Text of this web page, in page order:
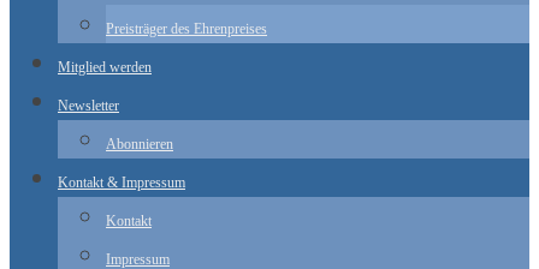
Preisträger des Ehrenpreises
Mitglied werden
Newsletter
Abonnieren
Kontakt & Impressum
Kontakt
Impressum